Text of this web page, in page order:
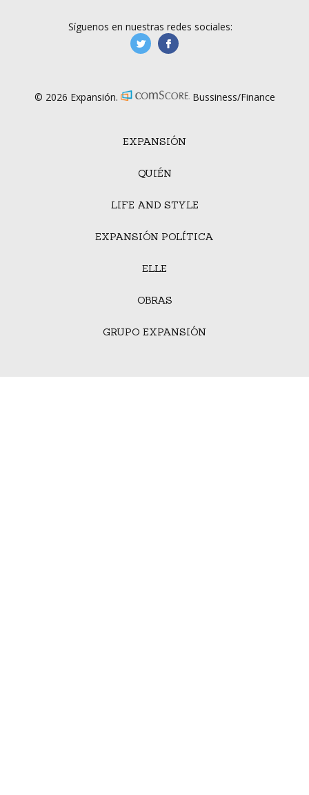
EXPANSIÓN
QUIÉN
LIFE AND STYLE
EXPANSIÓN POLÍTICA
ELLE
OBRAS
GRUPO EXPANSIÓN
Síguenos en nuestras redes sociales:
manufacturaGE
© 2026 Expansión. Bussiness/Finance